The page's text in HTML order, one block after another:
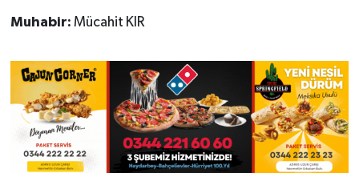
Muhabir: Mücahit KIR